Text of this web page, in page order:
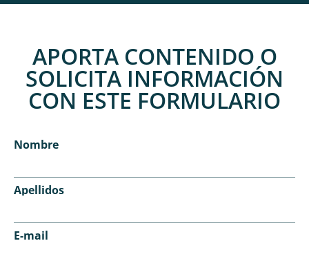
APORTA CONTENIDO O
SOLICITA INFORMACIÓN
CON ESTE FORMULARIO
Nombre
Apellidos
E-mail